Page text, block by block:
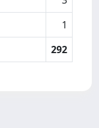
1
292